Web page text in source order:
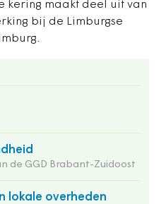
kering maakt deel uit van
bij de Limburgse
de GGD Brabant-Zuidoost
lokale overheden